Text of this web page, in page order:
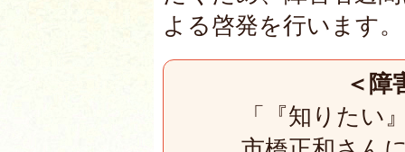
よる啓発を行います。
＜障
「『知りたい